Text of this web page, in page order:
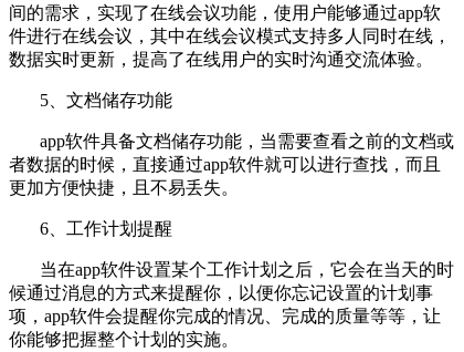
间的需求，实现了在线会议功能，使用户能够通过app软
件进行在线会议，其中在线会议模式支持多人同时在线，
数据实时更新，提高了在线用户的实时沟通交流体验。
5、文档储存功能
app软件具备文档储存功能，当需要查看之前的文档或
者数据的时候，直接通过app软件就可以进行查找，而且
更加方便快捷，且不易丢失。
6、工作计划提醒
当在app软件设置某个工作计划之后，它会在当天的时
候通过消息的方式来提醒你，以便你忘记设置的计划事
项，app软件会提醒你完成的情况、完成的质量等等，让
你能够把握整个计划的实施。